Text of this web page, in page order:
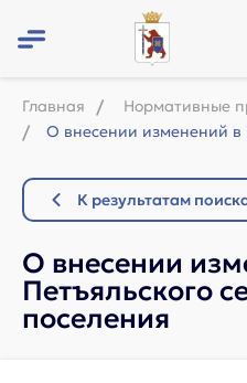
Главная
Нормативные
К результатам
О внесении
Петъяльского
поселения